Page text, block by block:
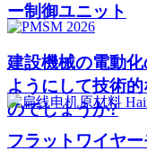
ー制御ユニット
建設機械の電動
ようにして技術
のでしょうか?
フラットワイヤ